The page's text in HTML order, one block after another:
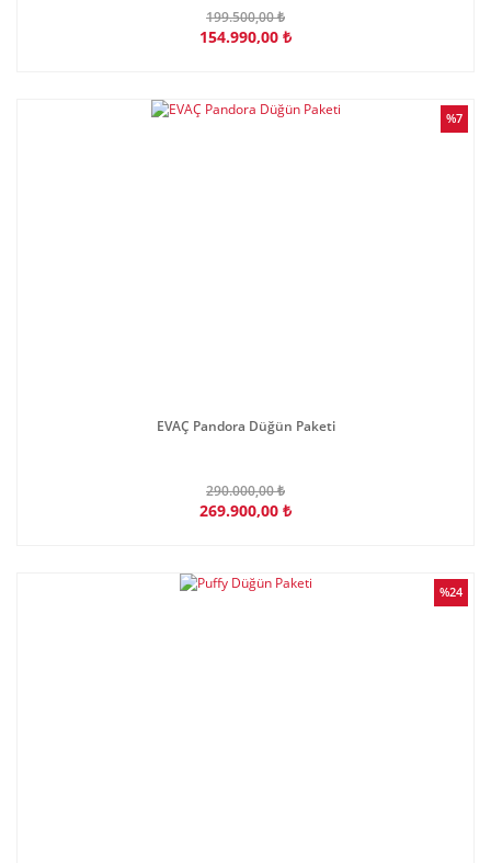
199.500,00 ₺
154.990,00 ₺
%7
EVAÇ Pandora Düğün Paketi
290.000,00 ₺
269.900,00 ₺
%24